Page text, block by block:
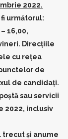
2022.
următorul:
16,00,
Direcţiile
cu reţea
de
de candidaţi.
sau servicii
2022, inclusiv
trecut și anume